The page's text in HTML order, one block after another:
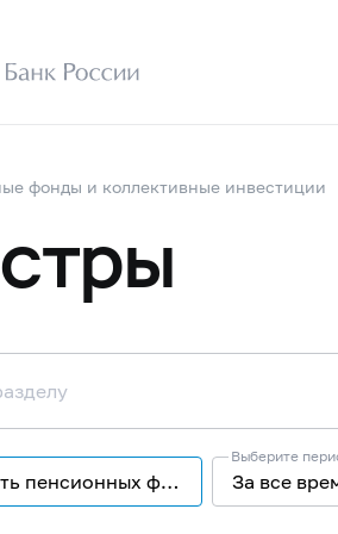
фонды и коллективные инвестиции
пенсионных фондов
Выберите
За все